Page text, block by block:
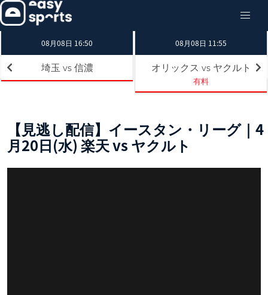
08月08日 16:50
埼玉 vs 信濃
08月08日 11:55
オリックス vs ヤクルト
有料
【見逃し配信】イースタン・リーグ｜4
月20日(水) 楽天 vs ヤクルト